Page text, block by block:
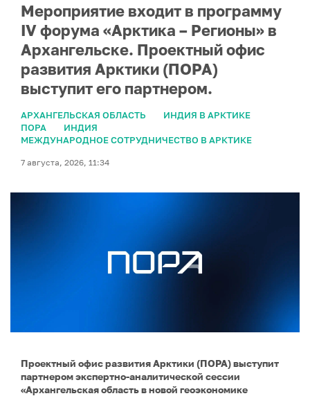
Мероприятие входит в программу
IV форума «Арктика – Регионы» в
Архангельске. Проектный офис
развития Арктики (ПОРА)
выступит его партнером.
АРХАНГЕЛЬСКАЯ ОБЛАСТЬ
ИНДИЯ В АРКТИКЕ
ПОРА
ИНДИЯ
МЕЖДУНАРОДНОЕ СОТРУДНИЧЕСТВО В АРКТИКЕ
7 августа, 2026, 11:34
Проектный офис развития Арктики (ПОРА) выступит
партнером экспертно-аналитической сессии
«Архангельская область в новой геоэкономике